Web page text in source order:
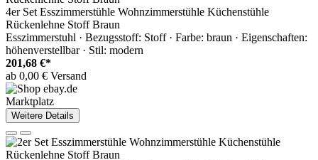
4er Set Esszimmerstühle Wohnzimmerstühle Küchenstühle
Rückenlehne Stoff Braun
Esszimmerstuhl · Bezugsstoff: Stoff · Farbe: braun · Eigenschaften:
höhenverstellbar · Stil: modern
201,68 €*
ab 0,00 € Versand
Marktplatz
Weitere Details